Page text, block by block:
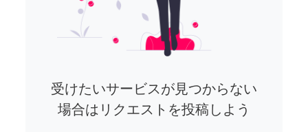
受けたいサービスが見つからない
場合はリクエストを投稿しよう